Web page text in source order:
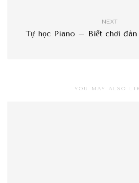
NEXT
Tự học Piano – Biết chơi đàn
YOU MAY ALSO